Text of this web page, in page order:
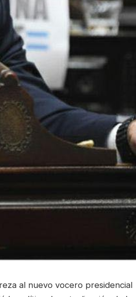
al nuevo vocero presidencial